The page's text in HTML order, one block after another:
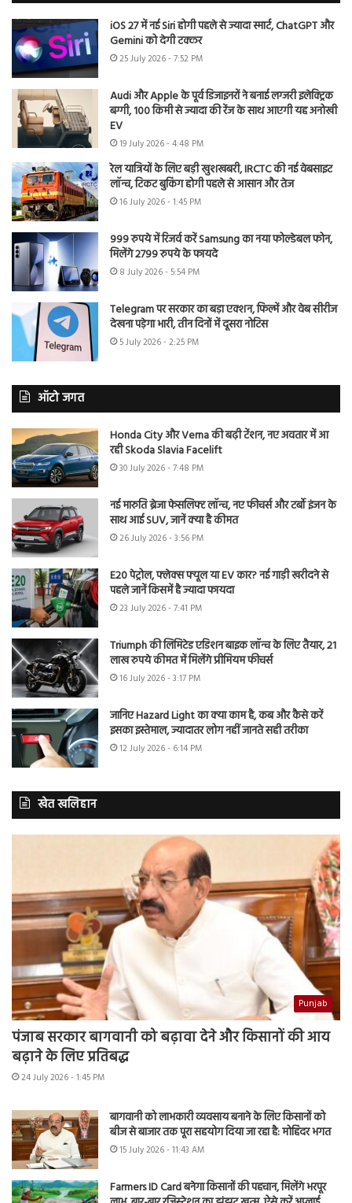
iOS 27 में नई Siri होगी पहले से ज्यादा स्मार्ट, ChatGPT और
Gemini को देगी टक्कर
25 July 2026 - 7:52 PM
Audi और Apple के पूर्व डिजाइनरों ने बनाई लग्जरी इलेक्ट्रिक
बग्गी, 100 किमी से ज्यादा की रेंज के साथ आएगी यह अनोखी
EV
19 July 2026 - 4:48 PM
रेल यात्रियों के लिए बड़ी खुशखबरी, IRCTC की नई वेबसाइट
लॉन्च, टिकट बुकिंग होगी पहले से आसान और तेज
16 July 2026 - 1:45 PM
999 रुपये में रिजर्व करें Samsung का नया फोल्डेबल फोन,
मिलेंगे 2799 रुपये के फायदे
8 July 2026 - 5:54 PM
Telegram पर सरकार का बड़ा एक्शन, फिल्में और वेब सीरीज
देखना पड़ेगा भारी, तीन दिनों में दूसरा नोटिस
5 July 2026 - 2:25 PM
ऑटो जगत
Honda City और Verna की बढ़ी टेंशन, नए अवतार में आ
रही Skoda Slavia Facelift
30 July 2026 - 7:48 PM
नई मारुति ब्रेजा फेसलिफ्ट लॉन्च, नए फीचर्स और टर्बो इंजन के
साथ आई SUV, जानें क्या है कीमत
26 July 2026 - 3:56 PM
E20 पेट्रोल, फ्लेक्स फ्यूल या EV कार? नई गाड़ी खरीदने से
पहले जानें किसमें है ज्यादा फायदा
23 July 2026 - 7:41 PM
Triumph की लिमिटेड एडिशन बाइक लॉन्च के लिए तैयार, 21
लाख रुपये कीमत में मिलेंगे प्रीमियम फीचर्स
16 July 2026 - 3:17 PM
जानिए Hazard Light का क्या काम है, कब और कैसे करें
इसका इस्तेमाल, ज्यादातर लोग नहीं जानते सही तरीका
12 July 2026 - 6:14 PM
खेत खलिहान
Punjab
पंजाब सरकार बागवानी को बढ़ावा देने और किसानों की आय
बढ़ाने के लिए प्रतिबद्ध
24 July 2026 - 1:45 PM
बागवानी को लाभकारी व्यवसाय बनाने के लिए किसानों को
बीज से बाजार तक पूरा सहयोग दिया जा रहा है: मोहिंदर भगत
15 July 2026 - 11:43 AM
Farmers ID Card बनेगा किसानों की पहचान, मिलेंगे भरपूर